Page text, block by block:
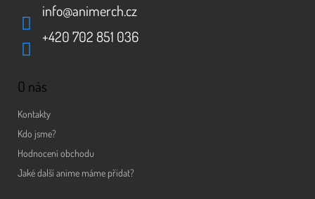
info@animerch.cz
+420 702 851 036
O nás
Kontakty
Kdo jsme?
Hodnocení obchodu
Jaké další anime máme přidat?